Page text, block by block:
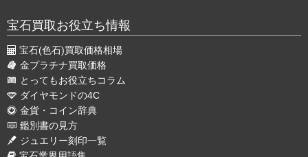
宝石買取お役立ち情報
宝石(色石)買取価格相場
金プラチナ買取価格
とってもお役立ちコラム
ダイヤモンドの4C
金貨・コイン辞典
鑑別書の見方
ジュエリー刻印一覧